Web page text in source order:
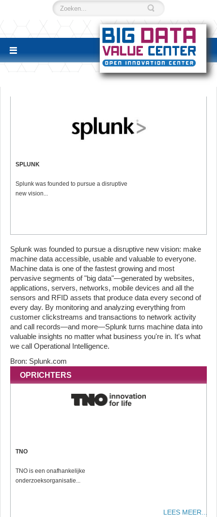
SPLUNK
Splunk was founded to pursue a disruptive
new vision...
Splunk was founded to pursue a disruptive new vision: make
machine data accessible, usable and valuable to everyone.
Machine data is one of the fastest growing and most
pervasive segments of "big data"—generated by websites,
applications, servers, networks, mobile devices and all the
sensors and RFID assets that produce data every second of
every day. By monitoring and analyzing everything from
customer clickstreams and transactions to network activity
and call records—and more—Splunk turns machine data into
valuable insights no matter what business you're in. It's what
we call Operational Intelligence.
Bron: Splunk.com
OPRICHTERS
TNO
TNO is een onafhankelijke
onderzoeksorganisatie...
LEES MEER...